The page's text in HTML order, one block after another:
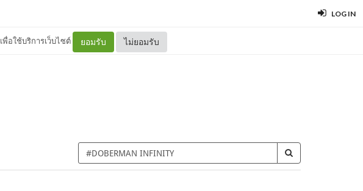
LOG IN
เพื่อใช้บริการเว็บไซต์ ยอมรับ ไม่ยอมรับ